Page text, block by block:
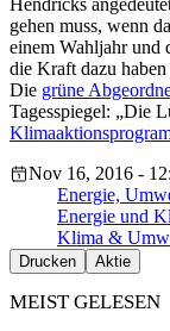
gehen muss, wenn
einem Wahljahr und
die Kraft dazu
Die grüne
Tagesspiegel: „Die
Nov 16, 2016 -
Energie,
Energie und
Klima &
Drucken Aktie
MEIST GELESEN